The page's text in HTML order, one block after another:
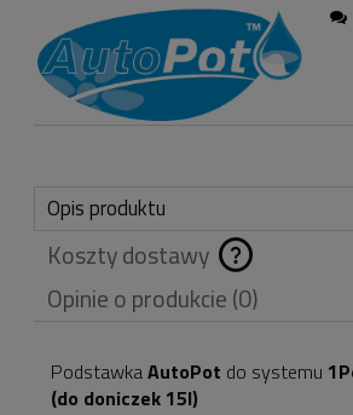
Opis produktu
Koszty dostawy
Cena nie zawiera
ewentualnych
płatności
Opinie o produkcie (0)
PodstawkaAutoPot do systemu
(do doniczek 15l)